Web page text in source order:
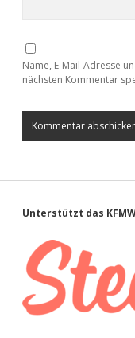
Name, E-Mail-Adresse
nächsten Kommentar
Sidebar
Unterstützt das